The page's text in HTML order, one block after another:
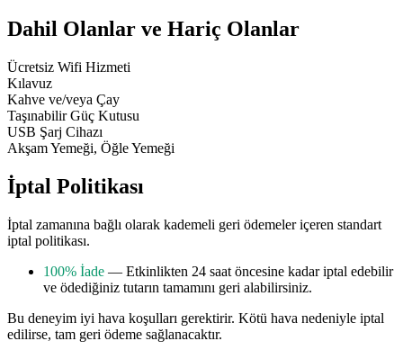
Dahil Olanlar ve Hariç Olanlar
Ücretsiz Wifi Hizmeti
Kılavuz
Kahve ve/veya Çay
Taşınabilir Güç Kutusu
USB Şarj Cihazı
Akşam Yemeği, Öğle Yemeği
İptal Politikası
İptal zamanına bağlı olarak kademeli geri ödemeler içeren standart
iptal politikası.
100% İade — Etkinlikten 24 saat öncesine kadar iptal edebilir
ve ödediğiniz tutarın tamamını geri alabilirsiniz.
Bu deneyim iyi hava koşulları gerektirir. Kötü hava nedeniyle iptal
edilirse, tam geri ödeme sağlanacaktır.